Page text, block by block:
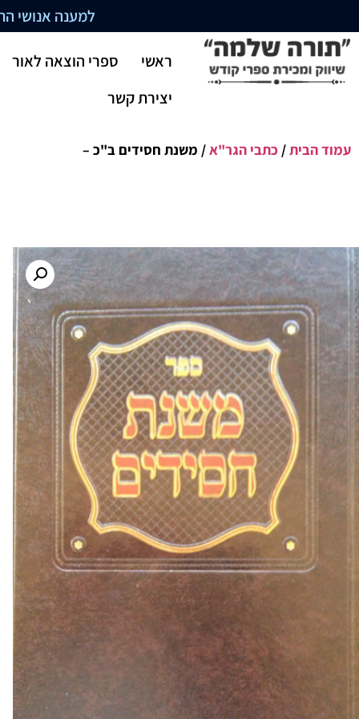
למענה אנושי התקשרו
ראשי
ספרי הוצאה לאור
יצירת קשר
עמוד הבית/ כתבי הגר"א/ משנת חסידים ב"כ –